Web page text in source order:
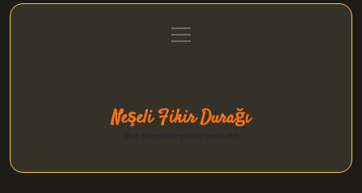
Gizlilik Politikası
menüyü
aç
Neşeli Fikir Durağı